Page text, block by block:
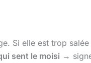
Si elle est trop
sent le moisi →